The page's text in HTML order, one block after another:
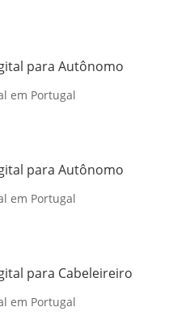
para Autônomo
em Portugal
para Autônomo
em Portugal
para Cabeleireiro
em Portugal